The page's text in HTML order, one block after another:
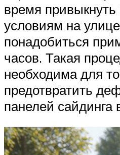
время привыкнуть
условиям на
понадобиться
часов. Такая
необходима для
предотвратить
панелей сайдинга